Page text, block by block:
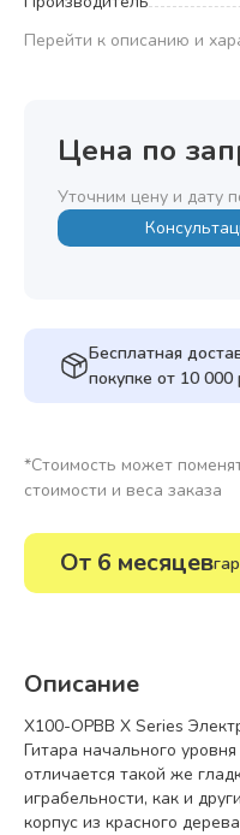
Перейти к описанию и
Цена по
Уточним цену и дату
Бесплатная
покупке от 10 000
*Стоимость может
стоимости и веса заказа
От 6 месяцев
Описание
X100-OPBB X Series
Гитара начального
отличается такой же
играбельности, как и
корпус из красного